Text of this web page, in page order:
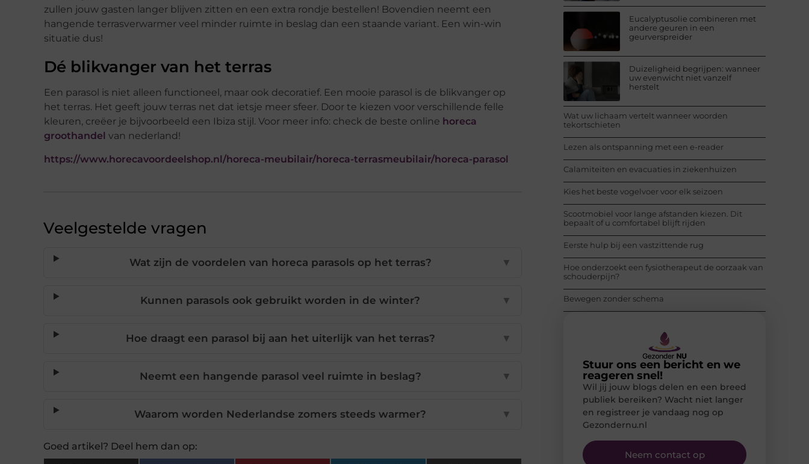
zullen jouw gasten langer blijven zitten en een extra rondje bestellen! Bovendien neemt een
hangende terrasverwarmer veel minder ruimte in beslag dan een staande variant. Een win-win
situatie dus!
Dé blikvanger van het terras
Een parasol is niet alleen functioneel, maar ook decoratief. Een mooie parasol is de blikvanger op
het terras. Het geeft jouw terras net dat ietsje meer sfeer. Door te kiezen voor verschillende felle
kleuren, creëer je bijvoorbeeld een Ibiza stijl. Voor meer info: check de beste online horeca
groothandel van nederland!
https://www.horecavoordeelshop.nl/horeca-meubilair/horeca-terrasmeubilair/horeca-parasol
Veelgestelde vragen
Wat zijn de voordelen van horeca parasols op het terras? ▼
Kunnen parasols ook gebruikt worden in de winter? ▼
Hoe draagt een parasol bij aan het uiterlijk van het terras? ▼
Neemt een hangende parasol veel ruimte in beslag? ▼
Waarom worden Nederlandse zomers steeds warmer? ▼
Goed artikel? Deel hem dan op:
Eucalyptusolie combineren met
andere geuren in een
geurverspreider
Duizeligheid begrijpen: wanneer
uw evenwicht niet vanzelf
herstelt
Wat uw lichaam vertelt wanneer woorden
tekortschieten
Lezen als ontspanning met een e-reader
Calamiteiten en evacuaties in ziekenhuizen
Kies het beste vogelvoer voor elk seizoen
Scootmobiel voor lange afstanden kiezen. Dit
bepaalt of u comfortabel blijft rijden
Eerste hulp bij een vastzittende rug
Hoe onderzoekt een fysiotherapeut de oorzaak van
schouderpijn?
Bewegen zonder schema
Stuur ons een bericht en we
reageren snel!
Wil jij jouw blogs delen en een breed
publiek bereiken? Wacht niet langer
en registreer je vandaag nog op
Gezondernu.nl
Neem contact op